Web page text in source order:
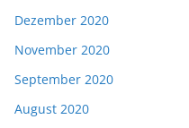
Dezember 2020
November 2020
September 2020
August 2020